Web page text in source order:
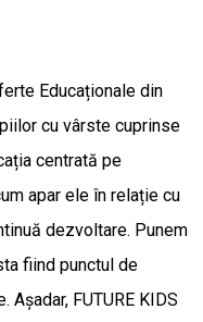
Educaționale din
cu vârste cuprinse
centrată pe
apar ele în relație cu
dezvoltare. Punem
fiind punctul de
FUTURE KIDS